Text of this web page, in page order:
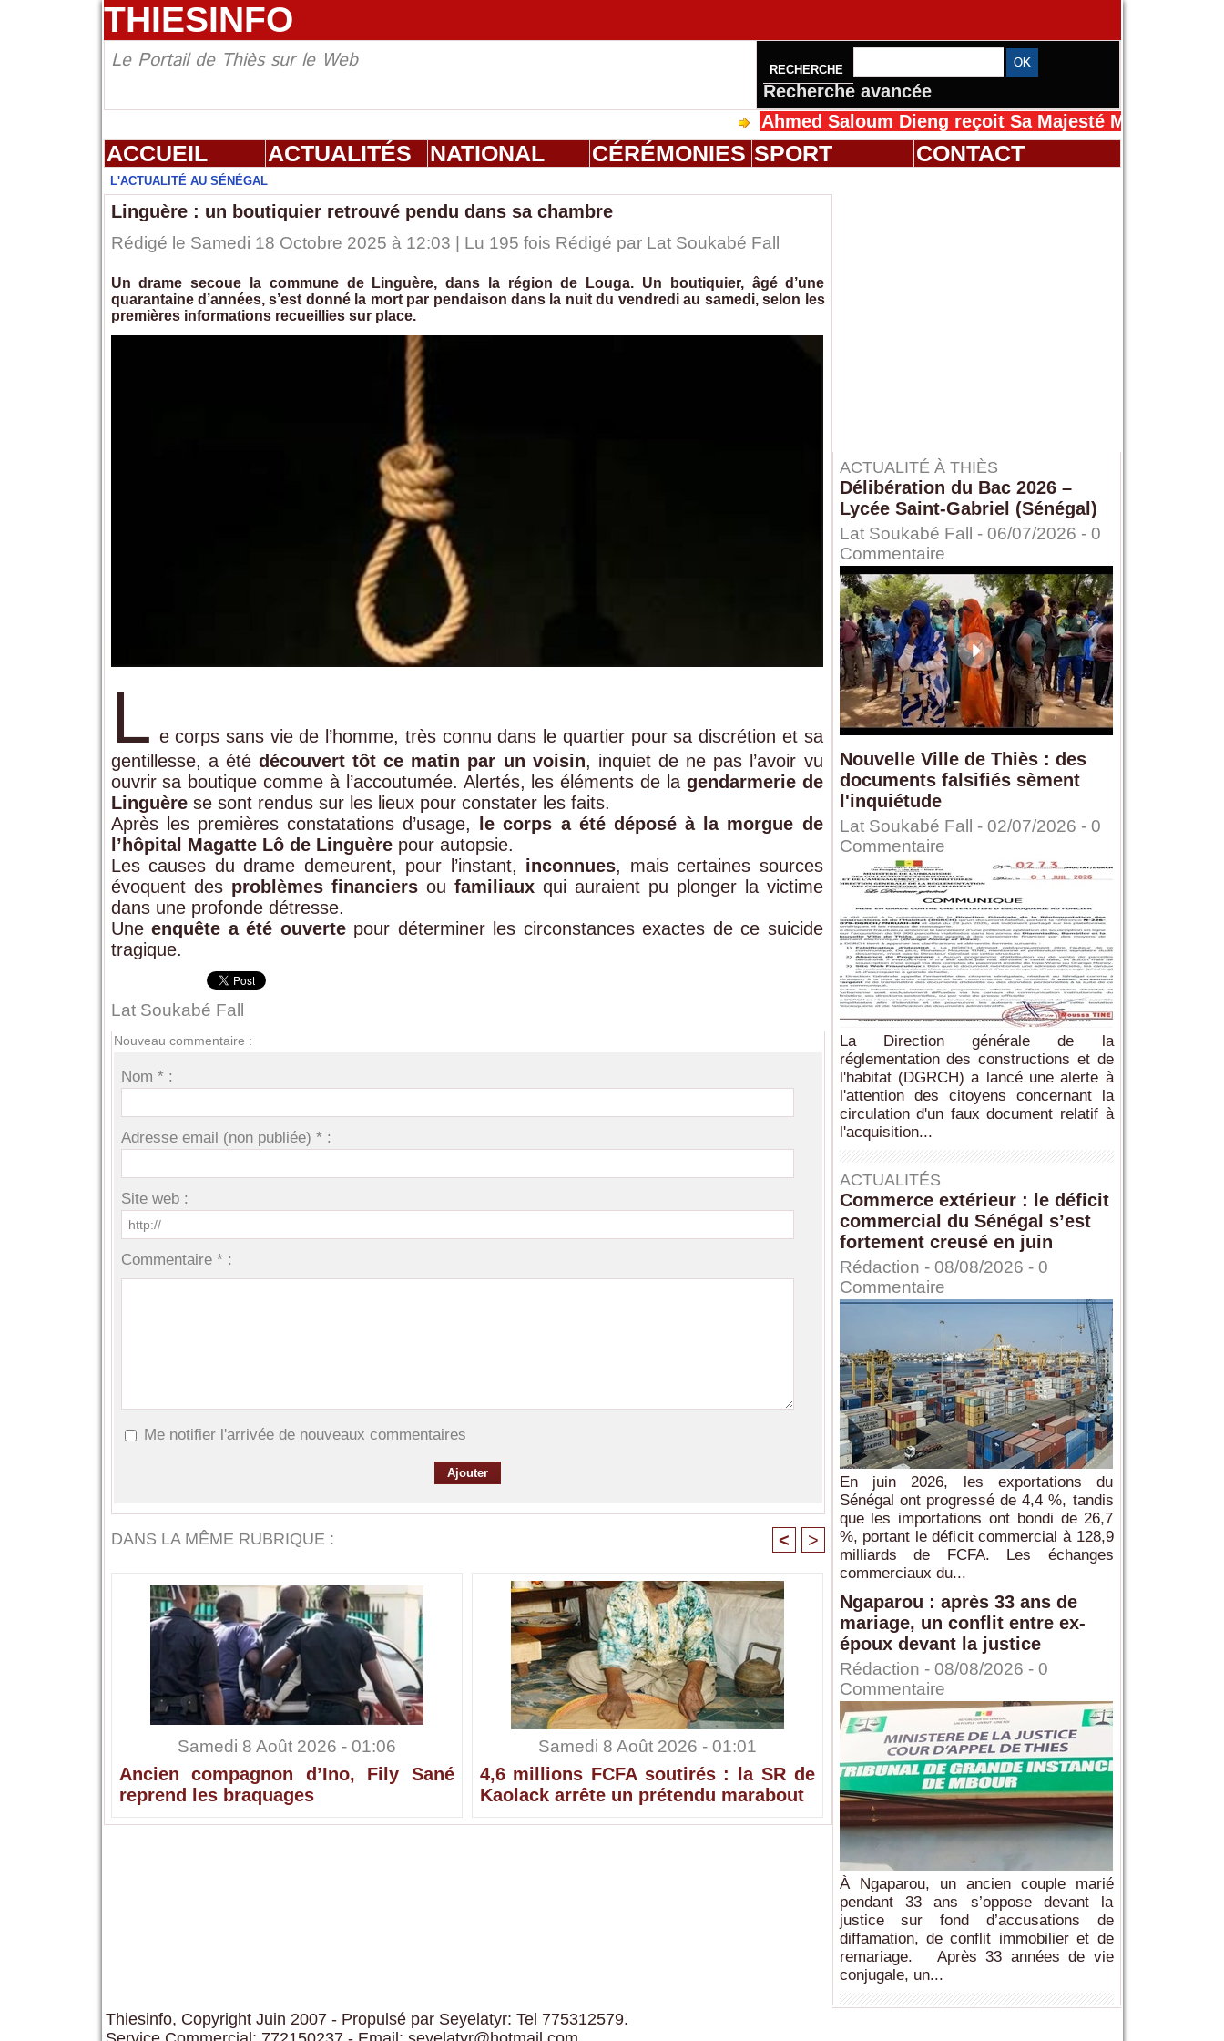
THIESINFO
Le Portail de Thiès sur le Web RECHERCHE
Recherche avancée
Ahmed Saloum Dieng reçoit Sa Majesté Mansah Cissé au
ACCUEIL ACTUALITÉS NATIONAL CÉRÉMONIES SPORT CONTACT
L'ACTUALITÉ AU SÉNÉGAL
Linguère : un boutiquier retrouvé pendu dans sa chambre
Rédigé le Samedi 18 Octobre 2025 à 12:03 | Lu 195 fois Rédigé par Lat Soukabé Fall
Un drame secoue la commune de Linguère, dans la région de Louga. Un boutiquier, âgé d’une
quarantaine d’années, s’est donné la mort par pendaison dans la nuit du vendredi au samedi, selon les
premières informations recueillies sur place.
L e corps sans vie de l’homme, très connu dans le quartier pour sa discrétion et sa
gentillesse, a été découvert tôt ce matin par un voisin, inquiet de ne pas l’avoir vu
ouvrir sa boutique comme à l’accoutumée. Alertés, les éléments de la gendarmerie de
Linguèrese sont rendus sur les lieux pour constater les faits.
Après les premières constatations d’usage,
le corps a été déposé à la morgue de
l’hôpital Magatte Lô de Linguèrepour autopsie.
Les causes du drame demeurent, pour l’instant, inconnues, mais certaines sources
évoquent des problèmes financiersou familiauxqui auraient pu plonger la victime
dans une profonde détresse.
Une enquête a été ouvertepour déterminer les circonstances exactes de ce suicide
tragique.
Lat Soukabé Fall
Nouveau commentaire :
Nom * :
Adresse email (non publiée) * :
Site web :
Commentaire * :
Me notifier l'arrivée de nouveaux commentaires
DANS LA MÊME RUBRIQUE : < >
Samedi 8 Août 2026 - 01:06
Ancien compagnon d’Ino, Fily Sané
reprend les braquages
Samedi 8 Août 2026 - 01:01
4,6 millions FCFA soutirés : la SR de
Kaolack arrête un prétendu marabout
ACTUALITÉ À THIÈS
Délibération du Bac 2026 –
Lycée Saint-Gabriel (Sénégal)
Lat Soukabé Fall - 06/07/2026 - 0
Commentaire
Nouvelle Ville de Thiès : des
documents falsifiés sèment
l'inquiétude
Lat Soukabé Fall - 02/07/2026 - 0
Commentaire
La Direction générale de la
réglementation des constructions et de
l'habitat (DGRCH) a lancé une alerte à
l'attention des citoyens concernant la
circulation d'un faux document relatif à
l'acquisition...
ACTUALITÉS
Commerce extérieur : le déficit
commercial du Sénégal s’est
fortement creusé en juin
Rédaction - 08/08/2026 - 0
Commentaire
En juin 2026, les exportations du
Sénégal ont progressé de 4,4 %, tandis
que les importations ont bondi de 26,7
%, portant le déficit commercial à 128,9
milliards de FCFA. Les échanges
commerciaux du...
Ngaparou : après 33 ans de
mariage, un conflit entre ex-
époux devant la justice
Rédaction - 08/08/2026 - 0
Commentaire
À Ngaparou, un ancien couple marié
pendant 33 ans s’oppose devant la
justice sur fond d’accusations de
diffamation, de conflit immobilier et de
remariage. Après 33 années de vie
conjugale, un...
Thiesinfo, Copyright Juin 2007 - Propulsé par Seyelatyr: Tel 775312579.